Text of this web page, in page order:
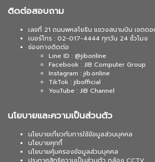
ติดต่อสอบถาม
เลขที่ 21 ถนนพหลโยธิน แขวงสนามบิน เขตด
เบอร์โทร : 02-017-4444 ทุกวัน 24 ชั่วโมง
ช่องทางติดต่อ
Line ID : @jibonline
Facebook : JIB Computer Group
Instagram : jib.online
TikTok : jibofficial
YouTube : JIB Channel
นโยบายและความเป็นส่วนตัว
นโยบายเกี่ยวกับการใช้ข้อมูลส่วนบุคคล
นโยบายคุกกี้
นโยบายคุ้มครองข้อมูลส่วนบุคคล